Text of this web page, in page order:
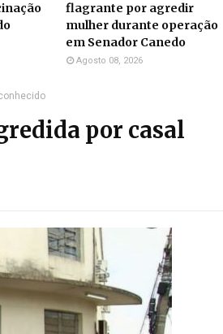
flagrante por agredir
mulher durante operação
em Senador Canedo
Agosto 08, 2026
por casal